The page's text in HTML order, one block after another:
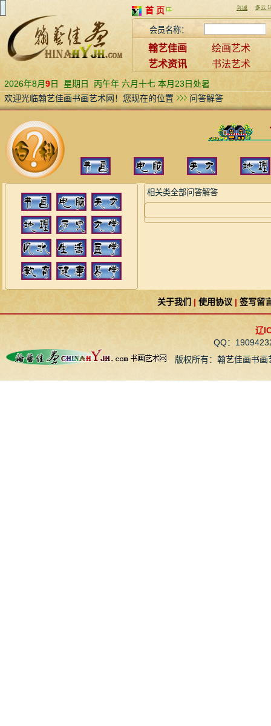
首 页
会员名称：
翰艺佳画
绘画艺术
艺术资讯
书法艺术
2026年8月9日 星期日
丙午年 六月十七 本月23日处暑
欢迎光临翰艺佳画书画艺术网！您现在的位置
问答解答
相关类全部问答解答
关于我们 | 使用协议 | 签写留
辽
QQ：
版权所有：翰艺佳画书